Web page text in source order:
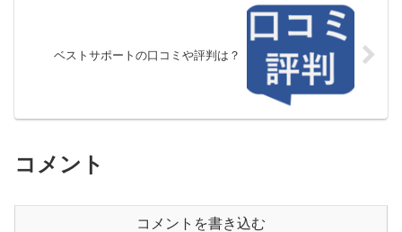
ベストサポートの口コミや評判は？
コメント
コメントを書き込む